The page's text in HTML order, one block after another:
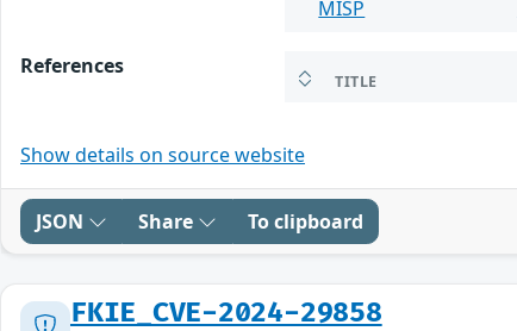
MISP
References
TITLE
Show details on source website
JSON Share To clipboard
FKIE_CVE-2024-29858